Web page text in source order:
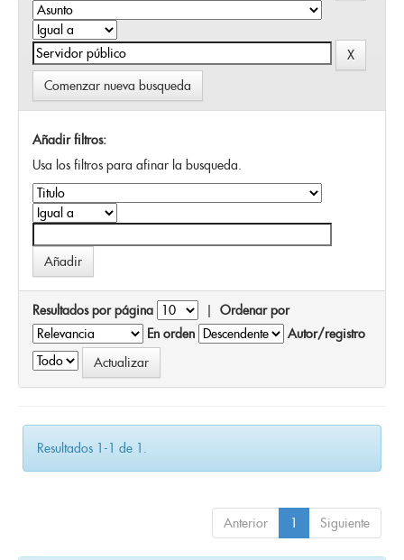
Comenzar nueva busqueda
Añadir filtros:
Usa los filtros para afinar la busqueda.
Resultados por página | Ordenar por
En orden
Autor/registro
Resultados 1-1 de 1.
Anterior 1 Siguiente